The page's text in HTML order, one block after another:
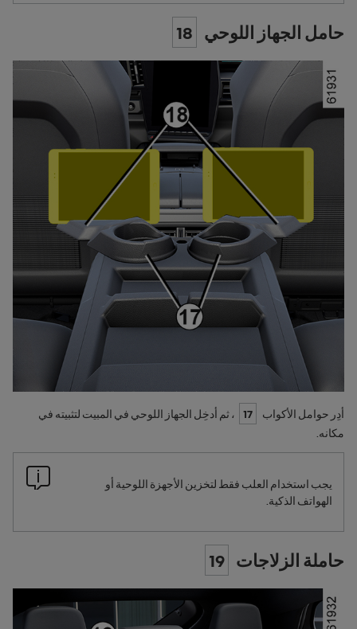
حامل الجهاز اللوحي 18
أدِر حوامل الأكواب 17
، ثم أدخِل الجهاز اللوحي في المبيت لتثبيته في
مكانه.
يجب استخدام العلب فقط لتخزين الأجهزة اللوحية أو
الهواتف الذكية.
حاملة الزلاجات 19